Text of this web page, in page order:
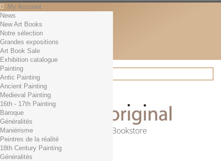
My Account
Contact
English
English
Français
News
Search
Online Art Bookstore
Cart (empty)
No products
News
New Art Books
Notre sélection
Grandes expositions
Art Book Sale
Exhibition catalogue
Painting
Antic Painting
Ancient Painting
Medieval Painting
16th - 17th Painting
Baroque
Généralités
Maniérisme
Peintres de la réalité
18th Century Painting
Généralités